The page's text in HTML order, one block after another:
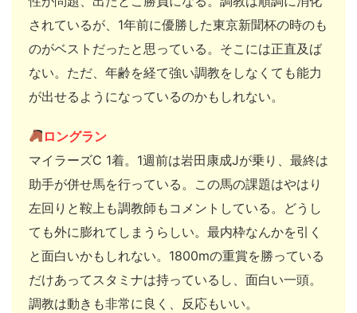
されているが、1年前に優勝した東京新聞杯の時のも
のがベストだったと思っている。そこには正直及ば
ない。ただ、年齢を経て強い調教をしなくても能力
が出せるようになっているのかもしれない。
ロングラン
マイラーズC 1着。1週前は岩田康成Jが乗り、最終は
助手が併せ馬を行っている。この馬の課題はやはり
左回りと鞍上も調教師もコメントしている。どうし
ても外に膨れてしまうらしい。最内枠なんかを引く
と面白いかもしれない。1800mの重賞を勝っている
だけあってスタミナは持っているし、面白い一頭。
調教は動きも非常に良く、反応もいい。